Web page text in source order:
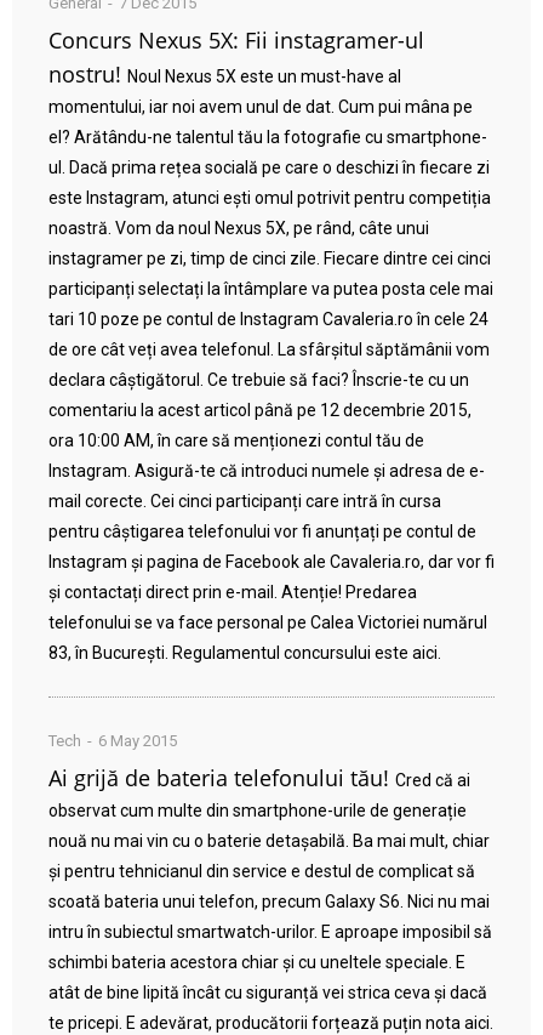
Concurs Nexus 5X: Fii instagramer-ul
nostru! Noul Nexus 5X este un must-have al
momentului, iar noi avem unul de dat. Cum pui mâna pe
el? Arătându-ne talentul tău la fotografie cu smartphone-
ul. Dacă prima rețea socială pe care o deschizi în fiecare zi
este Instagram, atunci ești omul potrivit pentru competiția
noastră. Vom da noul Nexus 5X, pe rând, câte unui
instagramer pe zi, timp de cinci zile. Fiecare dintre cei cinci
participanți selectați la întâmplare va putea posta cele mai
tari 10 poze pe contul de Instagram Cavaleria.ro în cele 24
de ore cât veți avea telefonul. La sfârșitul săptămânii vom
declara câștigătorul. Ce trebuie să faci? Înscrie-te cu un
comentariu la acest articol până pe 12 decembrie 2015,
ora 10:00 AM, în care să menționezi contul tău de
Instagram. Asigură-te că introduci numele și adresa de e-
mail corecte. Cei cinci participanți care intră în cursa
pentru câștigarea telefonului vor fi anunțați pe contul de
Instagram și pagina de Facebook ale Cavaleria.ro, dar vor fi
și contactați direct prin e-mail. Atenție! Predarea
telefonului se va face personal pe Calea Victoriei numărul
83, în București. Regulamentul concursului este aici.
Tech 6 May 2015
Ai grijă de bateria telefonului tău! Cred că ai
observat cum multe din smartphone-urile de generație
nouă nu mai vin cu o baterie detașabilă. Ba mai mult, chiar
și pentru tehnicianul din service e destul de complicat să
scoată bateria unui telefon, precum Galaxy S6. Nici nu mai
intru în subiectul smartwatch-urilor. E aproape imposibil să
schimbi bateria acestora chiar și cu uneltele speciale. E
atât de bine lipită încât cu siguranță vei strica ceva și dacă
te pricepi. E adevărat, producătorii forțează puțin nota aici.